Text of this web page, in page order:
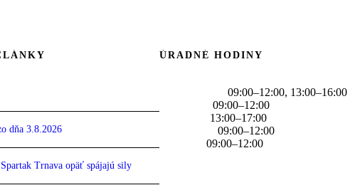
dňa 3.8.2026
Trnava opäť spájajú sily
ÚRADNÉ HODINY
09:00–12:00, 13:00–16:00
09:00–12:00
13:00–17:00
09:00–12:00
09:00–12:00